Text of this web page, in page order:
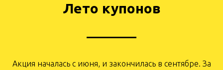
Лето купонов
Акция началась с июня, и закончилась в сентябре. За